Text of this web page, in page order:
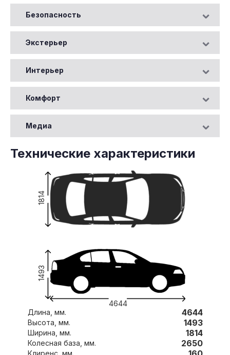
Безопасность
Экстерьер
Интерьер
Комфорт
Медиа
Технические характеристики
4644
1493
1814
Длина, мм. 4644
Высота, мм. 1493
Ширина, мм. 1814
Колесная база, мм. 2650
Клиренс, мм.